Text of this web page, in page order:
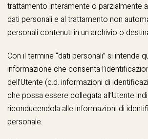
trattamento interamente o parzialmente
dati personali e al trattamento non
personali contenuti in un archivio o
Con il termine “dati personali” si intende
informazione che consenta
dell’Utente (c.d. informazioni di
che possa essere collegata all’Utente
riconducendola alle informazioni di
personale.